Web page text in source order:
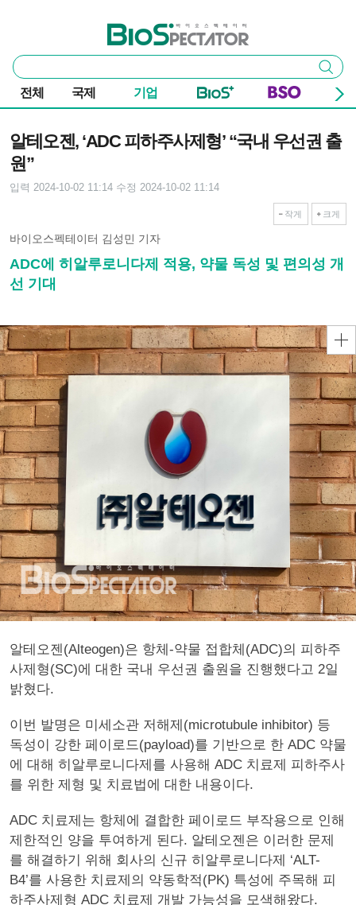
바이오스펙테이터
통
합
검
색
검색
전체 국제 기업
알테오젠, ‘ADC 피하주사제형’ “국내 우선권 출
원”
입력 2024-10-02 11:14 수정 2024-10-02 11:14
작게 크게
바이오스펙테이터 김성민 기자
ADC에 히알루로니다제 적용, 약물 독성 및 편의성 개
선 기대
알테오젠(Alteogen)은 항체-약물 접합체(ADC)의 피하주
사제형(SC)에 대한 국내 우선권 출원을 진행했다고 2일
밝혔다.
이번 발명은 미세소관 저해제(microtubule inhibitor) 등
독성이 강한 페이로드(payload)를 기반으로 한 ADC 약물
에 대해 히알루로니다제를 사용해 ADC 치료제 피하주사
를 위한 제형 및 치료법에 대한 내용이다.
ADC 치료제는 항체에 결합한 페이로드 부작용으로 인해
제한적인 양을 투여하게 된다. 알테오젠은 이러한 문제
를 해결하기 위해 회사의 신규 히알루로니다제 ‘ALT-
B4’를 사용한 치료제의 약동학적(PK) 특성에 주목해 피
하주사제형 ADC 치료제 개발 가능성을 모색해왔다.